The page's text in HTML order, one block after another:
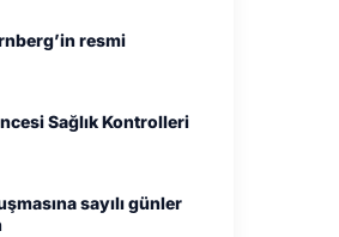
resmi
Sağlık Kontrolleri
sayılı günler